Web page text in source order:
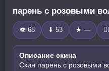
парень с розовыми
👁 68 ⬇ 53 ★ —
Описание скина
Скин парень с розовыми